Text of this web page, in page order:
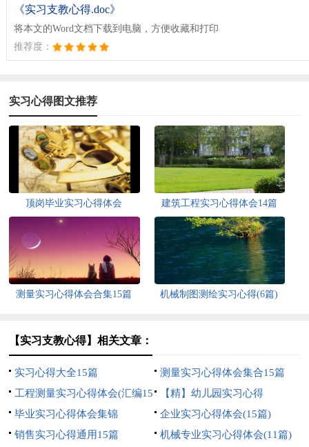
《实习支教心得.doc》
将本文的Word文档下载到电脑，方便收藏和打印
推荐度：
实习心得图文推荐
顶岗毕业实习心得体会 建筑工程实习心得体会14篇
测量实习心得体会合集15篇 机械制图测绘实习心得(6篇)
【实习支教心得】相关文章：
实习心得大全15篇
测量实习心得体会集合15篇
工程测量实习心得体会(汇编15
篇)
【精】幼儿园实习心得
毕业实习心得体会集锦
企业实习心得体会(15篇)
销售实习心得通用15篇
机械专业实习心得体会(11篇)